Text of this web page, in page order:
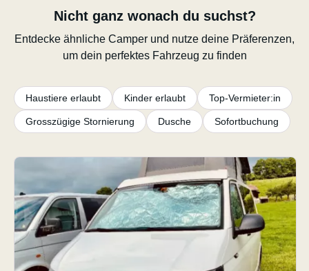
Nicht ganz wonach du suchst?
Entdecke ähnliche Camper und nutze deine Präferenzen,
um dein perfektes Fahrzeug zu finden
Haustiere erlaubt Kinder erlaubt Top-Vermieter:in
Grosszügige Stornierung Dusche Sofortbuchung